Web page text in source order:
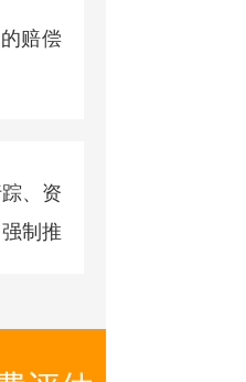
赔偿
、资
制推